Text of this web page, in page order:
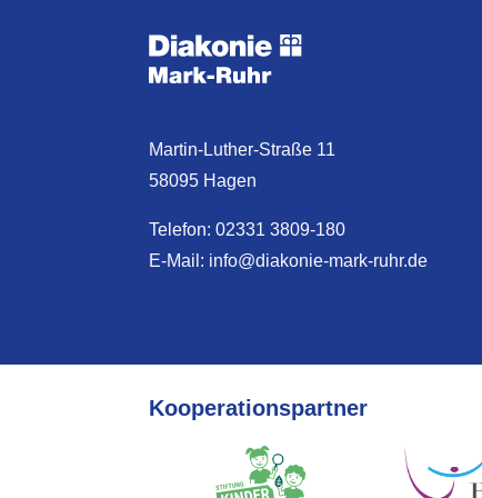
Martin-Luther-Straße 11
58095 Hagen
Telefon: 02331 3809-180
E-Mail: info@diakonie-mark-ruhr.de
Kooperationspartner